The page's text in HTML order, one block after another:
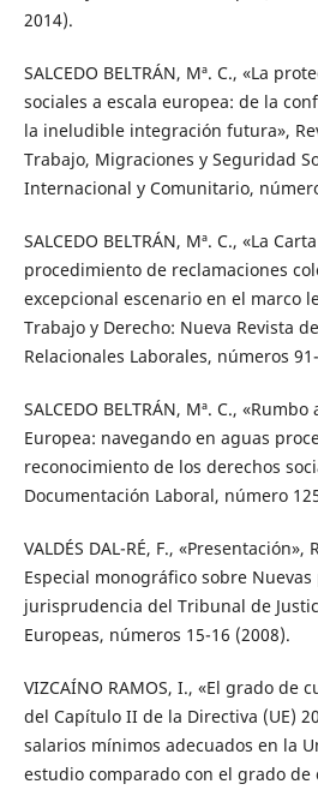
2014).
SALCEDO BELTRÁN, Mª. C., «La
sociales a escala europea: de la
la ineludible integración futura»,
Trabajo, Migraciones y Seguridad
Internacional y Comunitario,
SALCEDO BELTRÁN, Mª. C., «La
procedimiento de reclamaciones
excepcional escenario en el marco
Trabajo y Derecho: Nueva Revista
Relacionales Laborales, números
SALCEDO BELTRÁN, Mª. C.,
Europea: navegando en aguas
reconocimiento de los derechos
Documentación Laboral, número
VALDÉS DAL-RÉ, F.,
Especial monográfico sobre
jurisprudencia del Tribunal de
Europeas, números 15-16 (2008).
VIZCAÍNO RAMOS, I., «El grado de
del Capítulo II de la Directiva (UE)
salarios mínimos adecuados en la
estudio comparado con el grado